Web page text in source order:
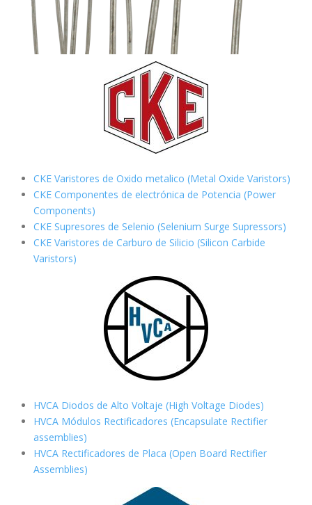
CKE Varistores de Oxido metalico (Metal Oxide Varistors)
CKE Componentes de electrónica de Potencia (Power
Components)
CKE Supresores de Selenio (Selenium Surge Supressors)
CKE Varistores de Carburo de Silicio (Silicon Carbide
Varistors)
HVCA Diodos de Alto Voltaje (High Voltage Diodes)
HVCA Módulos Rectificadores (Encapsulate Rectifier
assemblies)
HVCA Rectificadores de Placa (Open Board Rectifier
Assemblies)